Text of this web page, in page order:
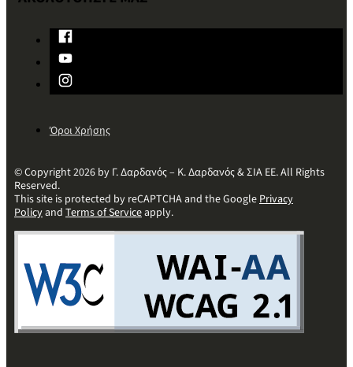
Όροι Χρήσης
© Copyright 2026 by Γ. Δαρδανός – Κ. Δαρδανός & ΣΙΑ ΕΕ. All Rights
Reserved.
This site is protected by reCAPTCHA and the GooglePrivacy
Policyand Terms of Serviceapply.